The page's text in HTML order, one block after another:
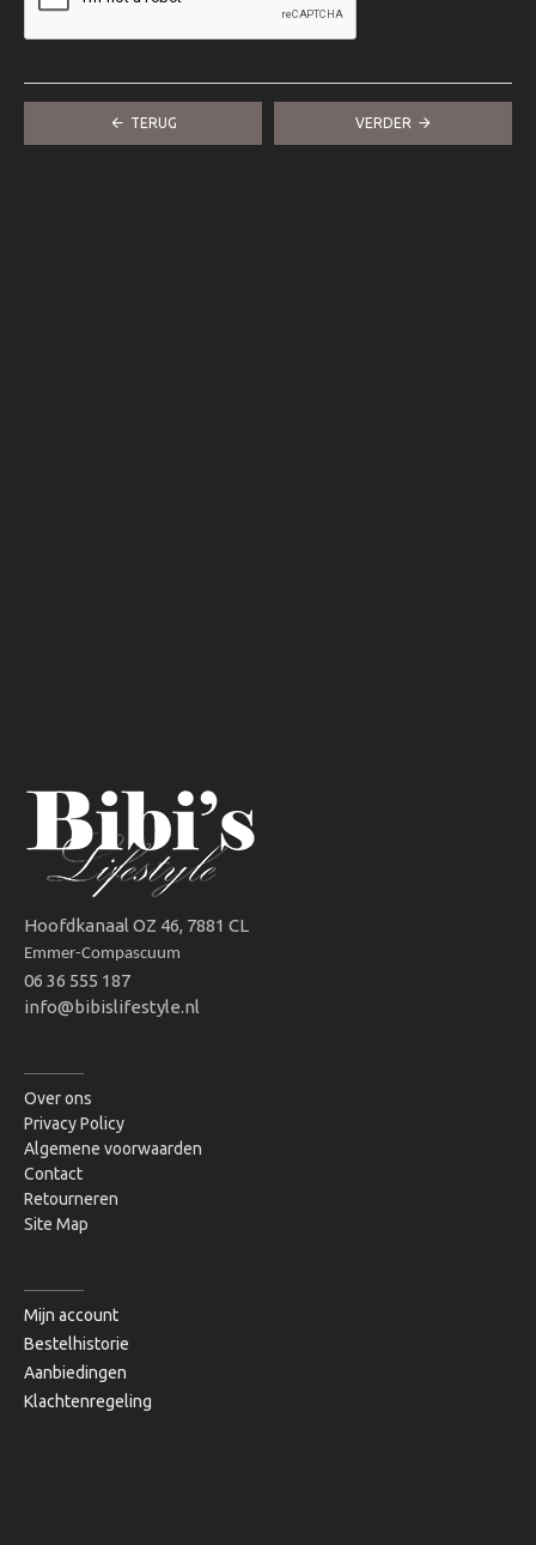
TERUG VERDER
Hoofdkanaal OZ 46, 7881 CL
Emmer-Compascuum
06 36 555 187
info@bibislifestyle.nl
Over ons
Privacy Policy
Algemene voorwaarden
Contact
Retourneren
Site Map
Mijn account
Bestelhistorie
Aanbiedingen
Klachtenregeling